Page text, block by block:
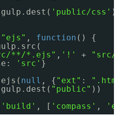
'public/css' ));
"ejs" , function () {
**/*.ejs" , '!' +
"src/
'src' }
null , { "ext" : ".html"
"public" ))
'build' , [ 'compass' ,